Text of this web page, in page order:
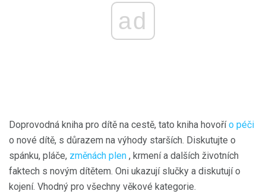
ad
Doprovodná kniha pro dítě na cestě, tato kniha hovořío péči
o nové dítě, s důrazem na výhody starších. Diskutujte o
spánku, pláče, změnách plen , krmení a dalších životních
faktech s novým dítětem. Oni ukazují slučky a diskutují o
kojení. Vhodný pro všechny věkové kategorie.